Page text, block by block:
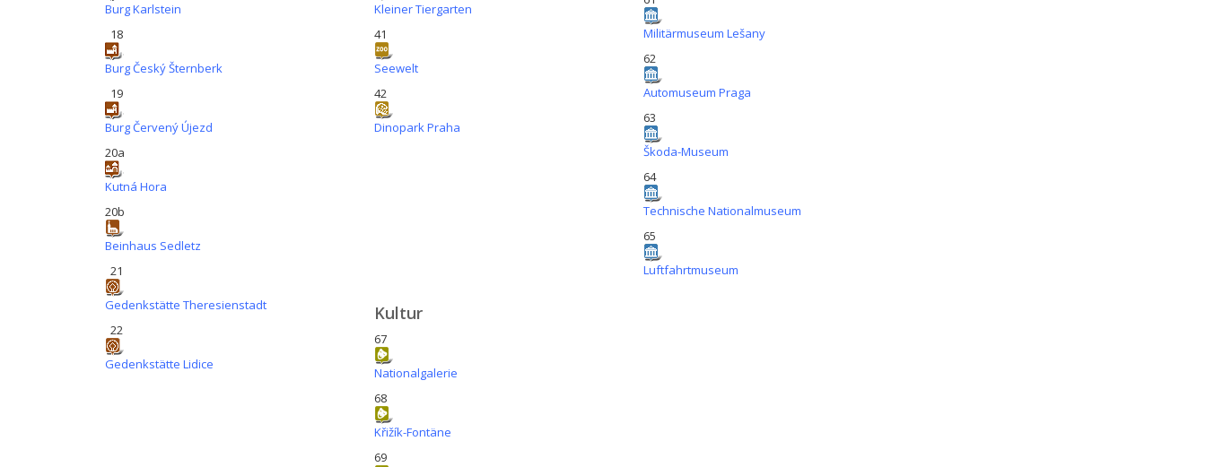
Burg Karlstein
18
Burg Český Šternberk
19
Burg Červený Újezd
20a
Kutná Hora
20b
Beinhaus Sedletz
21
Gedenkstätte Theresienstadt
22
Gedenkstätte Lidice
Kleiner Tiergarten
41
Seewelt
42
Dinopark Praha
Militärmuseum Lešany
62
Automuseum Praga
63
Škoda-Museum
64
Technische Nationalmuseum
65
Luftfahrtmuseum
Kultur
67
Nationalgalerie
68
Křižík-Fontäne
69